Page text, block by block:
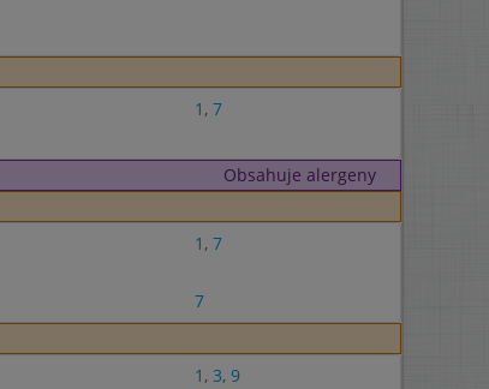
1 , 7
Obsahuje alergeny
1 , 7
7
1 , 3, 9